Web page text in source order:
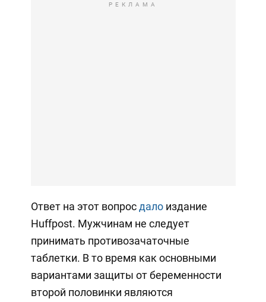
РЕКЛАМА
Ответ на этот вопросдалоиздание
Huffpost. Мужчинам не следует
принимать противозачаточные
таблетки. В то время как основными
вариантами защиты от беременности
второй половинки являются